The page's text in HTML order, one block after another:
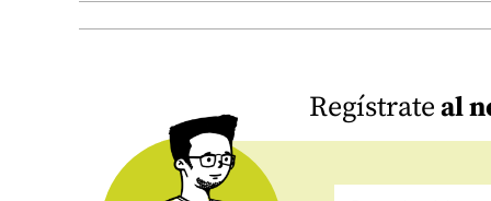
Regístrateal